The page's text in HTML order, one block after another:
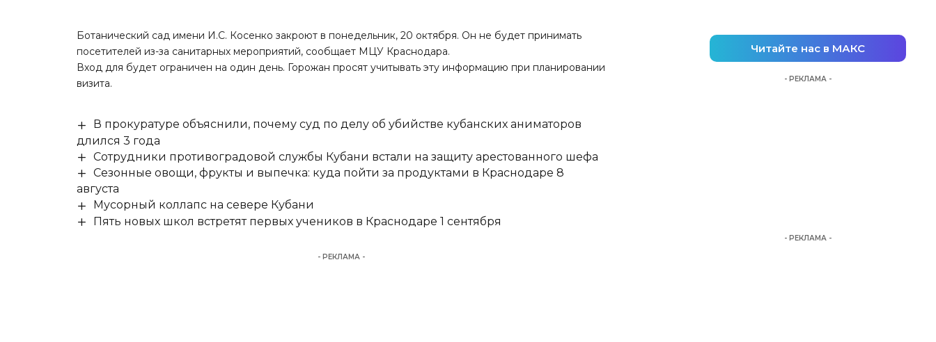
Ботанический сад имени И.С. Косенко закроют в понедельник, 20 октября. Он не будет принимать
посетителей из-за санитарных мероприятий, сообщает МЦУ Краснодара.
Вход для будет ограничен на один день. Горожан просят учитывать эту информацию при планировании
визита.
В прокуратуре объяснили, почему суд по делу об убийстве кубанских аниматоров
длился 3 года
Сотрудники противоградовой службы Кубани встали на защиту арестованного шефа
Сезонные овощи, фрукты и выпечка: куда пойти за продуктами в Краснодаре 8
августа
Мусорный коллапс на севере Кубани
Пять новых школ встретят первых учеников в Краснодаре 1 сентября
- РЕКЛАМА -
Читайте нас в МАКС
- РЕКЛАМА -
- РЕКЛАМА -